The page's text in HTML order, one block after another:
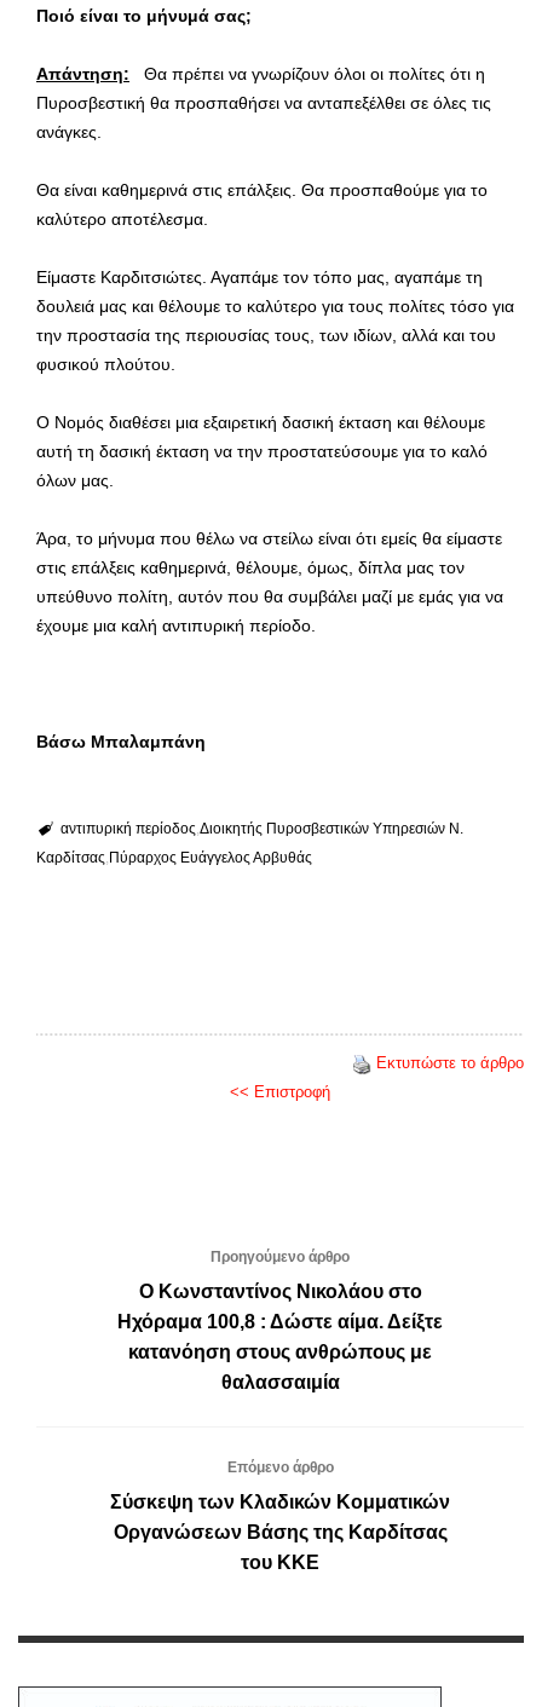
Ποιό είναι το μήνυμά σας;
Απάντηση: Θα πρέπει να γνωρίζουν όλοι οι πολίτες ότι η
Πυροσβεστική θα προσπαθήσει να ανταπεξέλθει σε όλες τις
ανάγκες.
Θα είναι καθημερινά στις επάλξεις. Θα προσπαθούμε για το
καλύτερο αποτέλεσμα.
Είμαστε Καρδιτσιώτες. Αγαπάμε τον τόπο μας, αγαπάμε τη
δουλειά μας και θέλουμε το καλύτερο για τους πολίτες τόσο για
την προστασία της περιουσίας τους, των ιδίων, αλλά και του
φυσικού πλούτου.
Ο Νομός διαθέσει μια εξαιρετική δασική έκταση και θέλουμε
αυτή τη δασική έκταση να την προστατεύσουμε για το καλό
όλων μας.
Άρα, το μήνυμα που θέλω να στείλω είναι ότι εμείς θα είμαστε
στις επάλξεις καθημερινά, θέλουμε, όμως, δίπλα μας τον
υπεύθυνο πολίτη, αυτόν που θα συμβάλει μαζί με εμάς για να
έχουμε μια καλή αντιπυρική περίοδο.
Βάσω Μπαλαμπάνη
αντιπυρική περίοδος Διοικητής Πυροσβεστικών Υπηρεσιών Ν.
Καρδίτσας Πύραρχος Ευάγγελος Αρβυθάς
Εκτυπώστε το άρθρο
<< Επιστροφή
Προηγούμενο άρθρο
Ο Κωνσταντίνος Νικολάου στο
Ηχόραμα 100,8 : Δώστε αίμα. Δείξτε
κατανόηση στους ανθρώπους με
θαλασσαιμία
Επόμενο άρθρο
Σύσκεψη των Κλαδικών Κομματικών
Οργανώσεων Βάσης της Καρδίτσας
του ΚΚΕ